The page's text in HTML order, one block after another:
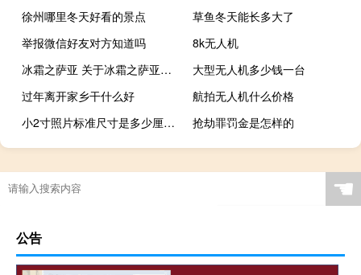
徐州哪里冬天好看的景点
草鱼冬天能长多大了
举报微信好友对方知道吗
8k无人机
冰霜之萨亚 关于冰霜之萨亚的介绍
大型无人机多少钱一台
过年离开家乡干什么好
航拍无人机什么价格
小2寸照片标准尺寸是多少厘米（小2寸照片尺寸多少厘米）
抢劫罪罚金是怎样的
☚
公告